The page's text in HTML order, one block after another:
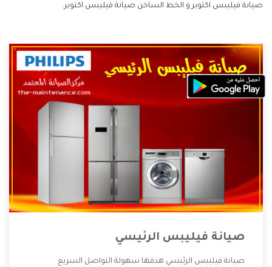
صيانة فيليبس اكتوبر و الخط الساخن صيانة فيليبس اكتوبر.
صيانة فيليبس الرئيسي
صيانة فيليبس الرئيسي هدفها سهولة التواصل السريع